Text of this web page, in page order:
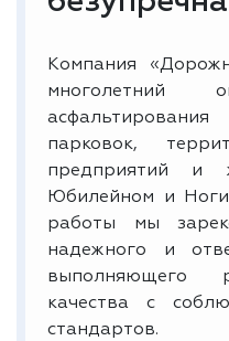
Компания
парковок,
предприятий и
Юбилейном и
работы мы
надежного и
выполняющего
качества с
стандартов.